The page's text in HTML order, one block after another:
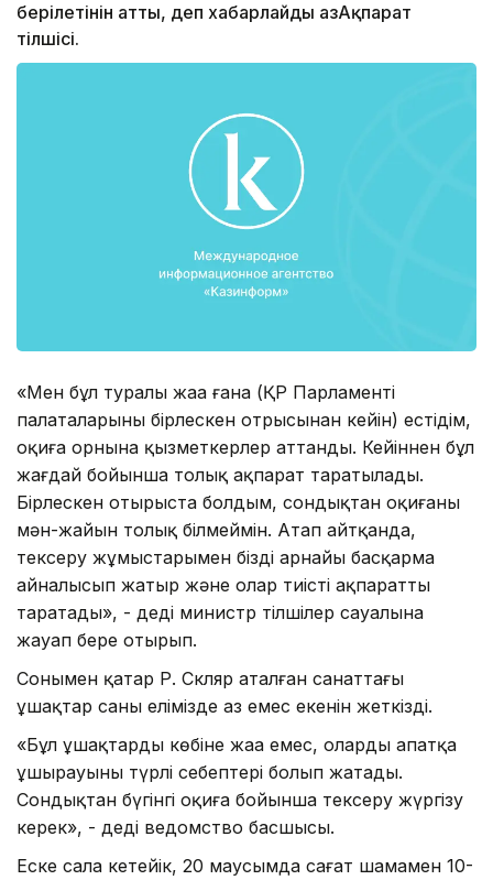
берілетінін атты, деп хабарлайды ҚазАқпарат
тілшісі.
«Мен бұл туралы жаңа ғана (ҚР Парламенті
палаталарының бірлескен отрысынан кейін) естідім,
оқиға орнына қызметкерлер аттанды. Кейіннен бұл
жағдай бойынша толық ақпарат таратылады.
Бірлескен отырыста болдым, сондықтан оқиғаның
мән-жайын толық білмеймін. Атап айтқанда,
тексеру жұмыстарымен біздің арнайы басқарма
айналысып жатыр және олар тиісті ақпаратты
таратады», - деді министр тілшілер сауалына
жауап бере отырып.
Сонымен қатар Р. Скляр аталған санаттағы
ұшақтар саны елімізде аз емес екенін жеткізді.
«Бұл ұшақтардың көбіне жаңа емес, олардың апатқа
ұшырауының түрлі себептері болып жатады.
Сондықтан бүгінгі оқиға бойынша тексеру жүргізу
керек», - деді ведомство басшысы.
Еске сала кетейік, 20 маусымда сағат шамамен 10-